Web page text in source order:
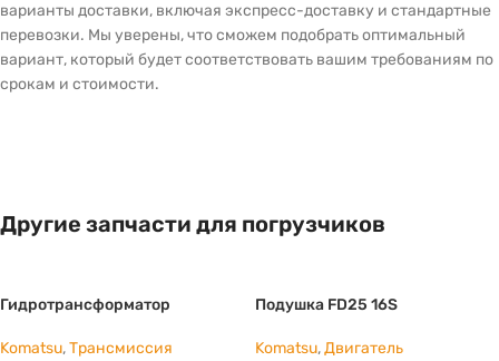
варианты доставки, включая экспресс-доставку и стандартные
перевозки. Мы уверены, что сможем подобрать оптимальный
вариант, который будет соответствовать вашим требованиям по
срокам и стоимости.
Другие запчасти для погрузчиков
Гидротрансформатор
Komatsu,Трансмиссия
Подушка FD25 16S
Komatsu,Двигатель